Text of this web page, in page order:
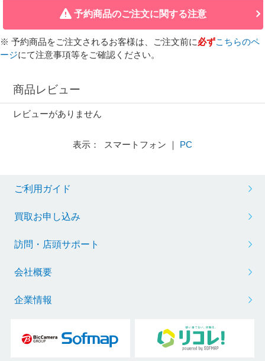
予約商品のご注文に関する注意
※ 予約商品をご注文されるお客様は、ご注文前に必ずこちらのペ
ージにて注意事項等をご確認ください。
商品レビュー
レビューがありません
表示： スマートフォン ｜ PC
ご利用ガイド
買取お申し込み
訪問・店頭サポート
会社概要
企業情報